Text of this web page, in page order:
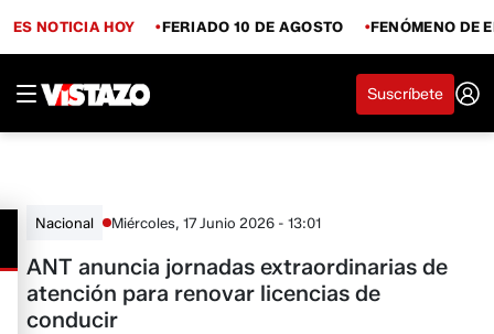
ES NOTICIA HOY FERIADO 10 DE AGOSTO FENÓMENO DE
Suscríbete
Nacional Miércoles, 17 Junio 2026 - 13:01
ANT anuncia jornadas extraordinarias de
atención para renovar licencias de
conducir